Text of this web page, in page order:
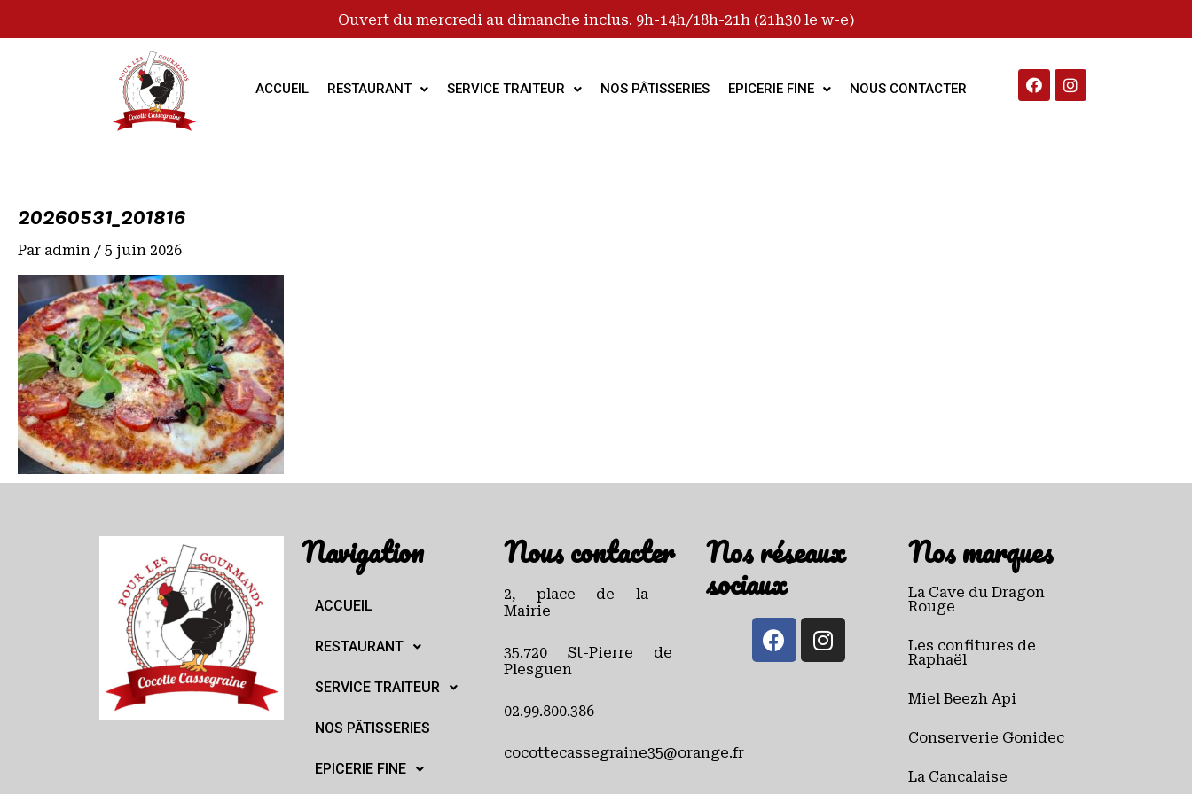
Ouvert du mercredi au dimanche inclus. 9h-14h/18h-21h (21h30 le w-e)
ACCUEIL RESTAURANT SERVICE TRAITEUR NOS PÂTISSERIES EPICERIE FINE NOUS CONTACTER
20260531_201816
Par admin /5 juin 2026
Navigation
ACCUEIL
RESTAURANT
SERVICE TRAITEUR
NOS PÂTISSERIES
EPICERIE FINE
Nous contacter
2, place de la
Mairie
35.720 St-Pierre de
Plesguen
02.99.800.386
cocottecassegraine35@orange.fr
Nos réseaux
sociaux
Nos marques
La Cave du Dragon
Rouge
Les confitures de
Raphaël
Miel Beezh Api
Conserverie Gonidec
La Cancalaise